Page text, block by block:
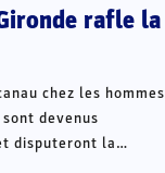
rafle la
chez les hommes
devenus
disputeront la